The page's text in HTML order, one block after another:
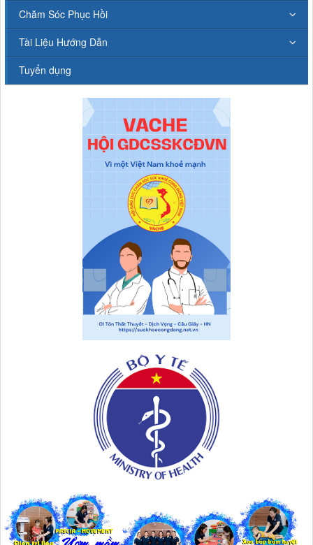
Chăm Sóc Phục Hồi
Tài Liệu Hướng Dẫn
Tuyển dụng